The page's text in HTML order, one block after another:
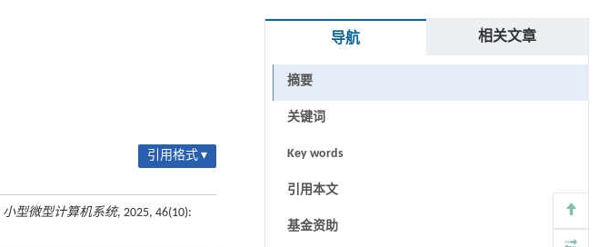
引用格式 ▾
小型微型计算机系统, 2025, 46(10):
导航 相关文章
摘要
关键词
Key words
引用本文
基金资助